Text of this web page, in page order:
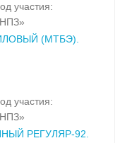
участия:
(МТБЭ).
участия:
РЕГУЛЯР-92.